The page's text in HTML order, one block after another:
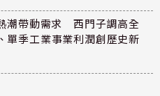
潮帶動需求 西門子調高全
單季工業事業利潤創歷史新